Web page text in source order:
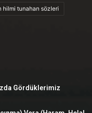
hilmi tunahan sözleri
Gördüklerimiz